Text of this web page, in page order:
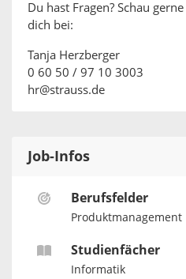
Du hast Fragen? Schau
dich bei:
Tanja Herzberger
0 60 50 / 97 10 3003
hr@strauss.de
Job-Infos
Berufsfelder
Produktmanagement
Studienfächer
Informatik